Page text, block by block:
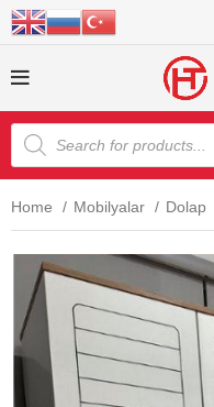
Home Mobilyalar Dolap